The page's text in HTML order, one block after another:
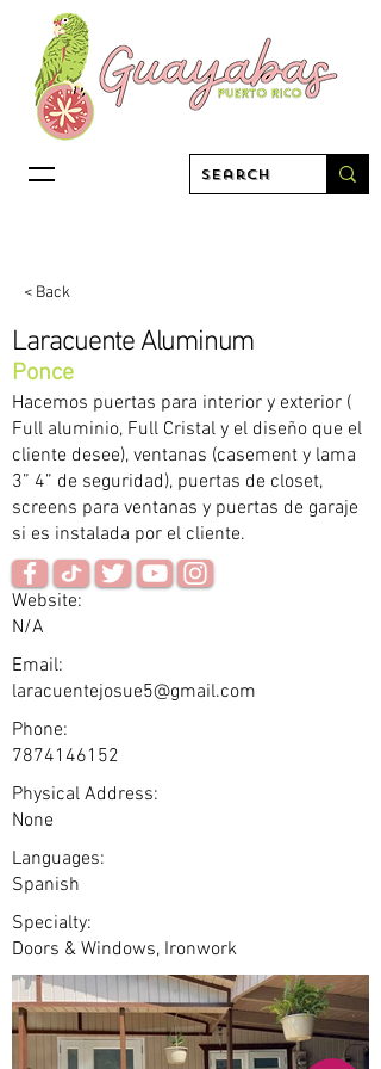
< Back
Laracuente Aluminum
Ponce
Hacemos puertas para interior y exterior (
Full aluminio, Full Cristal y el diseño que el
cliente desee), ventanas (casement y lama
3” 4” de seguridad), puertas de closet,
screens para ventanas y puertas de garaje
si es instalada por el cliente.
Website:
N/A
Email:
laracuentejosue5@gmail.com
Phone:
7874146152
Physical Address:
None
Languages:
Spanish
Specialty:
Doors & Windows, Ironwork